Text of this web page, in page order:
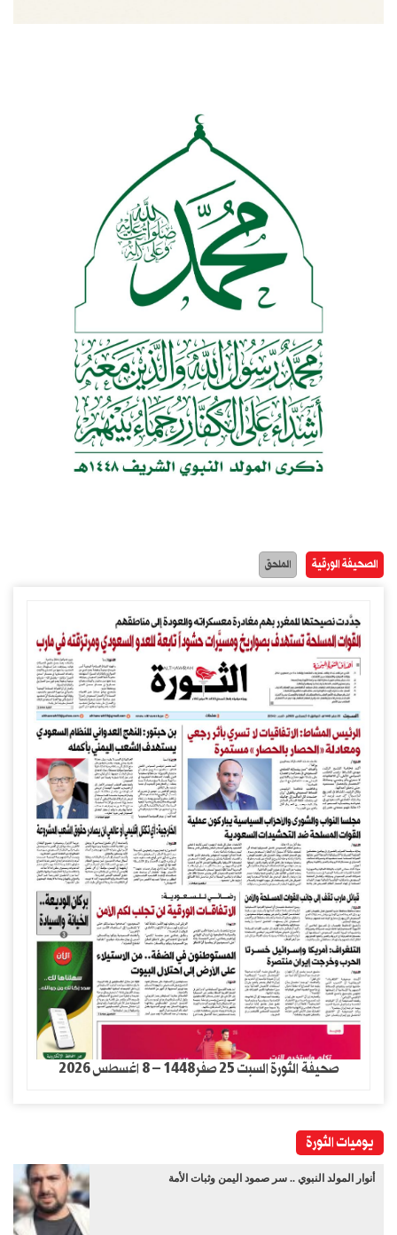
الصحيفة الورقية الملحق
صحيفة الثورة السبت 25 صفر1448 – 8 اغسطس 2026
يوميات الثورة
أنوار المولد النبوي .. سر صمود اليمن وثبات الأمة